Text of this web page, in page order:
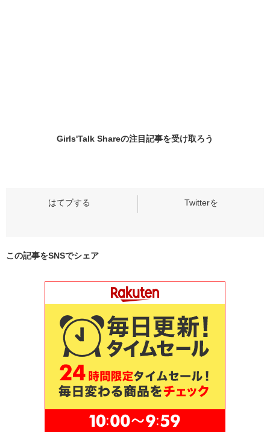
Girls'Talk Shareの注目記事を受け取ろう
この記事をSNSでシェア